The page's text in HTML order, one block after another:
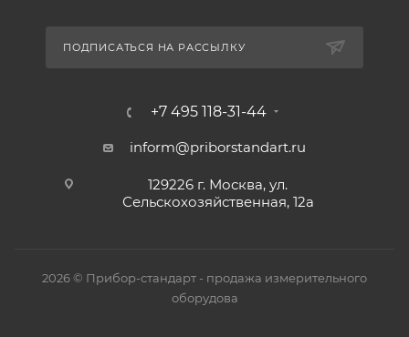
ПОДПИСАТЬСЯ НА РАССЫЛКУ
+7 495 118-31-44
inform@priborstandart.ru
129226 г. Москва, ул.
Сельскохозяйственная, 12а
2026 © Прибор-стандарт - продажа измерительного
оборудова